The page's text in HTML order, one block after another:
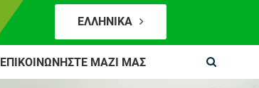
ΕΛΛΗΝΙΚΆ
ΕΠΙΚΟΙΝΩΝΉΣΤΕ ΜΑΖΊ ΜΑΣ